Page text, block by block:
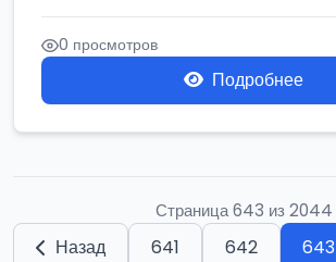
0 просмотров
Подробнее
Страница 643 из 2044
Назад 641 642 643